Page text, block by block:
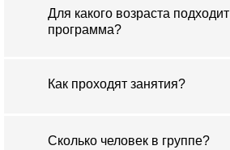
Для какого возраста подходит
программа?
Как проходят занятия?
Сколько человек в группе?